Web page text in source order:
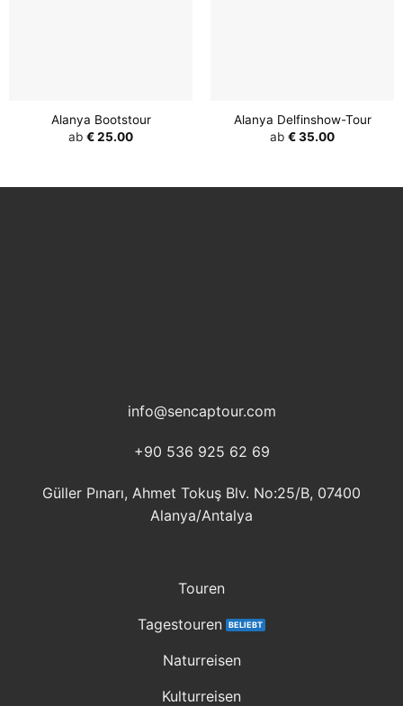
Alanya Bootstour
ab €25.00
Alanya Delfinshow-Tour
ab €35.00
info@sencaptour.com
+90 536 925 62 69
Güller Pınarı, Ahmet Tokuş Blv. No:25/B, 07400
Alanya/Antalya
Touren
Tagestouren
Naturreisen
Kulturreisen